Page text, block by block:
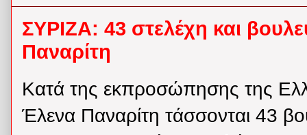
ΣΥΡΙΖΑ: 43 στελέχη και
Παναρίτη
Κατά της εκπροσώπησης της
Έλενα Παναρίτη τάσσονται 43